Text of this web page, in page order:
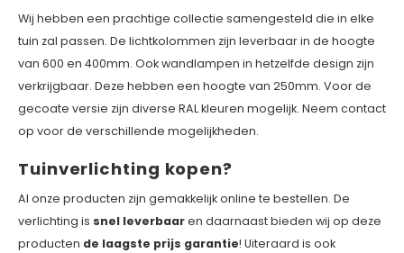
Wij hebben een prachtige collectie samengesteld die in elke
tuin zal passen. De lichtkolommen zijn leverbaar in de hoogte
van 600 en 400mm. Ook wandlampen in hetzelfde design zijn
verkrijgbaar. Deze hebben een hoogte van 250mm. Voor de
gecoate versie zijn diverse RAL kleuren mogelijk. Neem contact
op voor de verschillende mogelijkheden.
Tuinverlichting kopen?
Al onze producten zijn gemakkelijk online te bestellen. De
verlichting is snel leverbaaren daarnaast bieden wij op deze
producten de laagste prijs garantie! Uiteraard is ook